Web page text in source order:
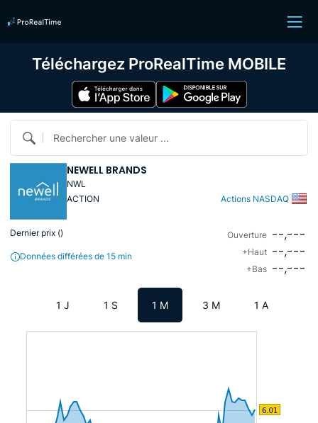
Rechercher une valeur ...
NEWELL BRANDS
NWL
ACTION
Actions NASDAQ
Dernier prix ()
Données différées de 15 min
Ouverture --,---
+Haut --,---
+Bas --,---
1 J 1 S 1 M 3 M 1 A
Téléchargez ProRealTime MOBILE